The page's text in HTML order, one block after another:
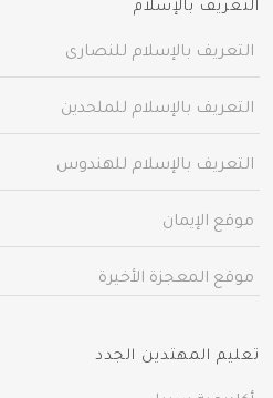
التعريف بالإسلام
التعريف بالإسلام للنصارى
التعريف بالإسلام للملحدين
التعريف بالإسلام للهندوس
موقع الإيمان
موقع المعجزة الأخيرة
تعليم المهتدين الجدد